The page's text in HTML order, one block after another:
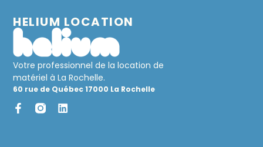
HELIUM LOCATION
Votre professionnel de la location de
matériel à La Rochelle.
60 rue de Québec 17000 La Rochelle